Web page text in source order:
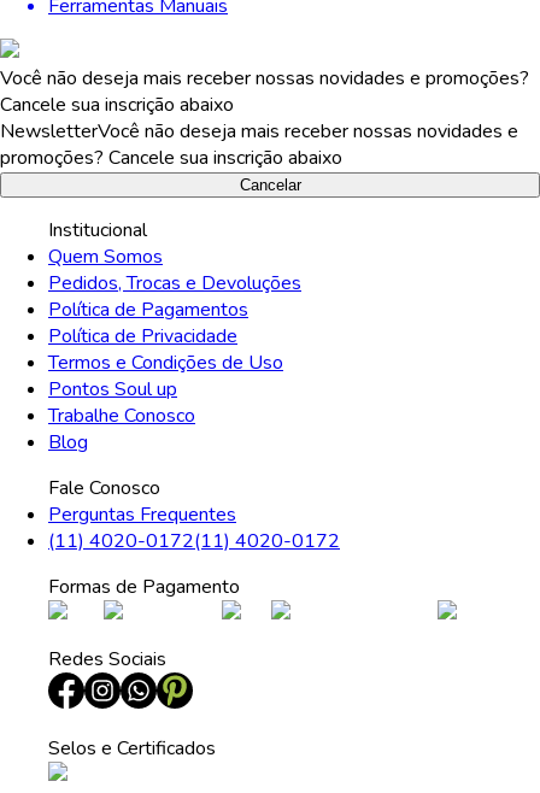
Ferramentas Manuais
Você não deseja mais receber nossas novidades e promoções?
Cancele sua inscrição abaixo
NewsletterVocê não deseja mais receber nossas novidades e
promoções? Cancele sua inscrição abaixo
Cancelar
Institucional
Quem Somos
Pedidos, Trocas e Devoluções
Política de Pagamentos
Política de Privacidade
Termos e Condições de Uso
Pontos Soul up
Trabalhe Conosco
Blog
Fale Conosco
Perguntas Frequentes
(11) 4020-0172(11) 4020-0172
Formas de Pagamento
Redes Sociais
Selos e Certificados